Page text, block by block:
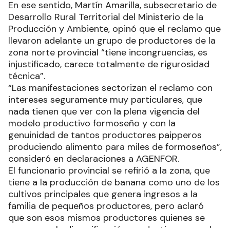
En ese sentido, Martín Amarilla, subsecretario de
Desarrollo Rural Territorial del Ministerio de la
Producción y Ambiente, opinó que el reclamo que
llevaron adelante un grupo de productores de la
zona norte provincial “tiene incongruencias, es
injustificado, carece totalmente de rigurosidad
técnica”.
“Las manifestaciones sectorizan el reclamo con
intereses seguramente muy particulares, que
nada tienen que ver con la plena vigencia del
modelo productivo formoseño y con la
genuinidad de tantos productores paipperos
produciendo alimento para miles de formoseños”,
consideró en declaraciones a AGENFOR.
El funcionario provincial se refirió a la zona, que
tiene a la producción de banana como uno de los
cultivos principales que genera ingresos a la
familia de pequeños productores, pero aclaró
que son esos mismos productores quienes se